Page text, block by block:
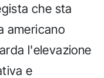
che sta
americano
l'elevazione
e